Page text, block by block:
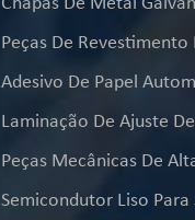
Adesivo De Papel